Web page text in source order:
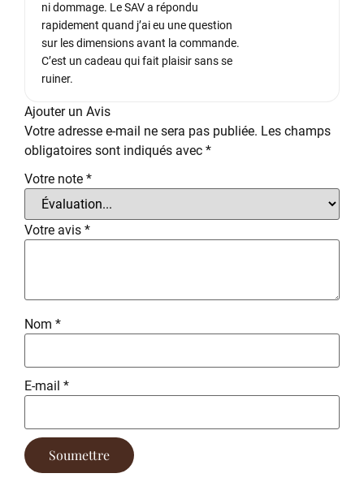
ni dommage. Le SAV a répondu
rapidement quand j’ai eu une question
sur les dimensions avant la commande.
C’est un cadeau qui fait plaisir sans se
ruiner.
Ajouter un Avis
Votre adresse e-mail ne sera pas publiée. Les champs
obligatoires sont indiqués avec *
Votre note *
Votre avis *
Nom *
E-mail *